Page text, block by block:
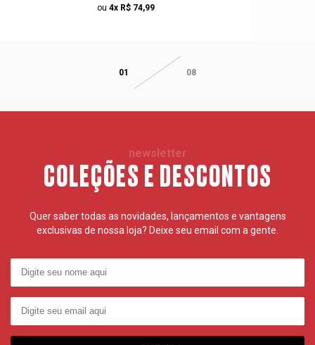
ou 4x R$ 74,99
01 08
newsletter
COLEÇÕES E DESCONTOS
Quer saber todas as novidades, lançamentos e vantagens
exclusivas de nossa loja? Deixe seu email com a gente.